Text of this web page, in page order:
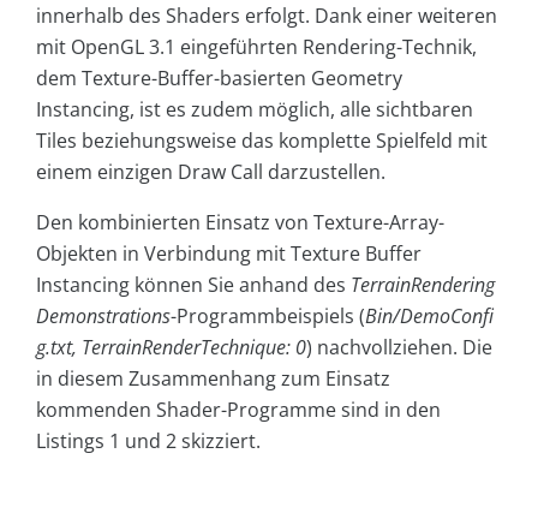
innerhalb des Shaders erfolgt. Dank einer weiteren
mit OpenGL 3.1 eingeführten Rendering-Technik,
dem Texture-Buffer-basierten Geometry
Instancing, ist es zudem möglich, alle sichtbaren
Tiles beziehungsweise das komplette Spielfeld mit
einem einzigen Draw Call darzustellen.
Den kombinierten Einsatz von Texture-Array-
Objekten in Verbindung mit Texture Buffer
Instancing können Sie anhand des TerrainRendering
Demonstrations-Programmbeispiels (Bin/DemoConfi
g.txt, TerrainRenderTechnique: 0) nachvollziehen. Die
in diesem Zusammenhang zum Einsatz
kommenden Shader-Programme sind in den
Listings 1 und 2 skizziert.